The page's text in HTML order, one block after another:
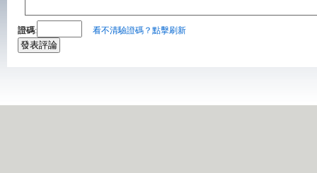
證碼: 看不清驗證碼？點擊刷新